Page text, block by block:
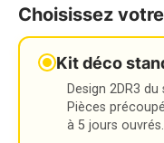
Choisissez
Kit déco
Design 2DR3
Pièces
à 5 jours ouvrés.